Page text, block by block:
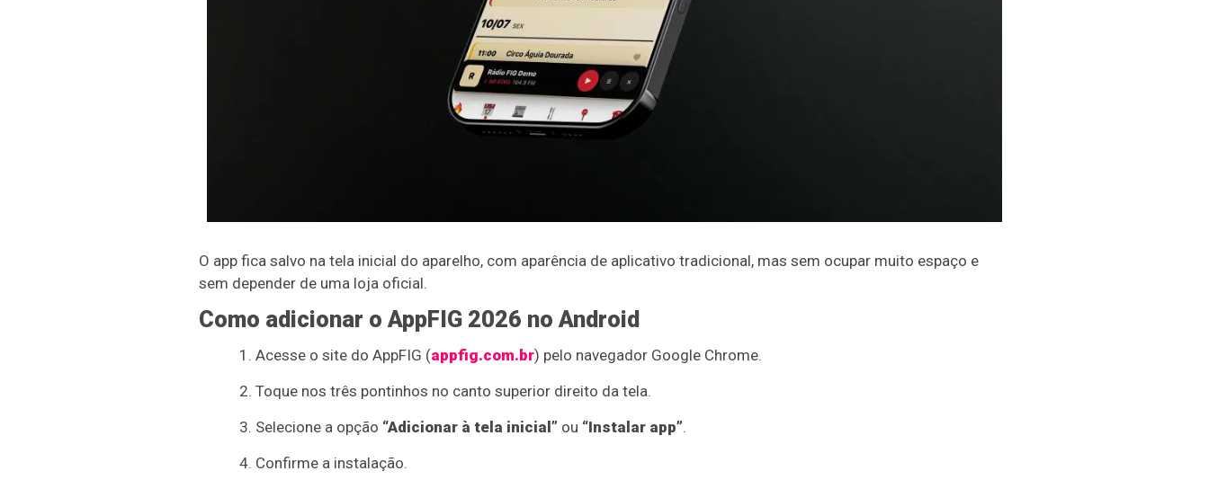
O app fica salvo na tela inicial do aparelho, com aparência de aplicativo tradicional, mas sem ocupar muito espaço e
sem depender de uma loja oficial.
Como adicionar o AppFIG 2026 no Android
Acesse o site do AppFIG (appfig.com.br) pelo navegador Google Chrome.
Toque nos três pontinhos no canto superior direito da tela.
Selecione a opção “Adicionar à tela inicial” ou “Instalar app”.
Confirme a instalação.